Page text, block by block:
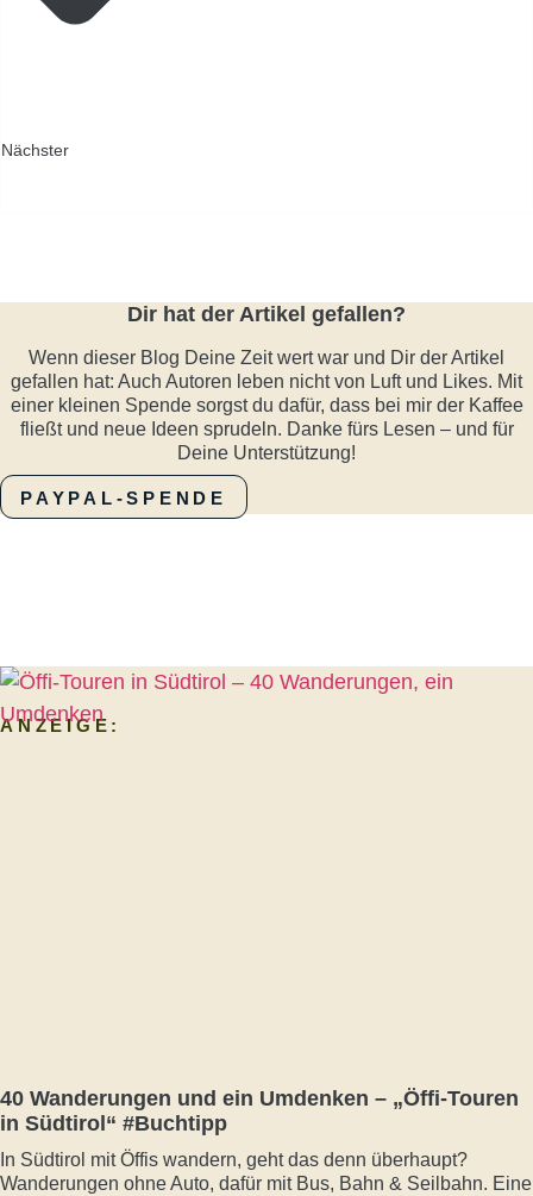
Nächster
Dir hat der Artikel gefallen?
Wenn dieser Blog Deine Zeit wert war und Dir der Artikel
gefallen hat: Auch Autoren leben nicht von Luft und Likes. Mit
einer kleinen Spende sorgst du dafür, dass bei mir der Kaffee
fließt und neue Ideen sprudeln. Danke fürs Lesen – und für
Deine Unterstützung!
PAYPAL-SPENDE
ANZEIGE:
40 Wanderungen und ein Umdenken – „Öffi-Touren
in Südtirol“ #Buchtipp
In Südtirol mit Öffis wandern, geht das denn überhaupt?
Wanderungen ohne Auto, dafür mit Bus, Bahn & Seilbahn. Eine